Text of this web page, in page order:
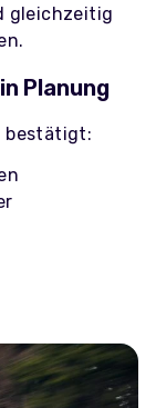
gleichzeitig
Planung
bestätigt: